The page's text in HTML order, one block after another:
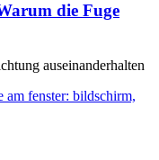
die Fuge
auseinanderhalten